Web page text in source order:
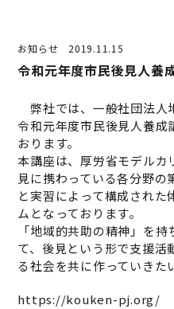
お知らせ 2019.11.15
令和元年度市民後見人養
弊社では、一般社団法人
令和元年度市民後見人養成
おります。
本講座は、厚労省モデルカ
見に携わっている各分野の
と実習によって構成された
ムとなっております。
「地域的共助の精神」を
て、後見という形で支援活
る社会を共に作っていきた
https://kouken-pj.org/